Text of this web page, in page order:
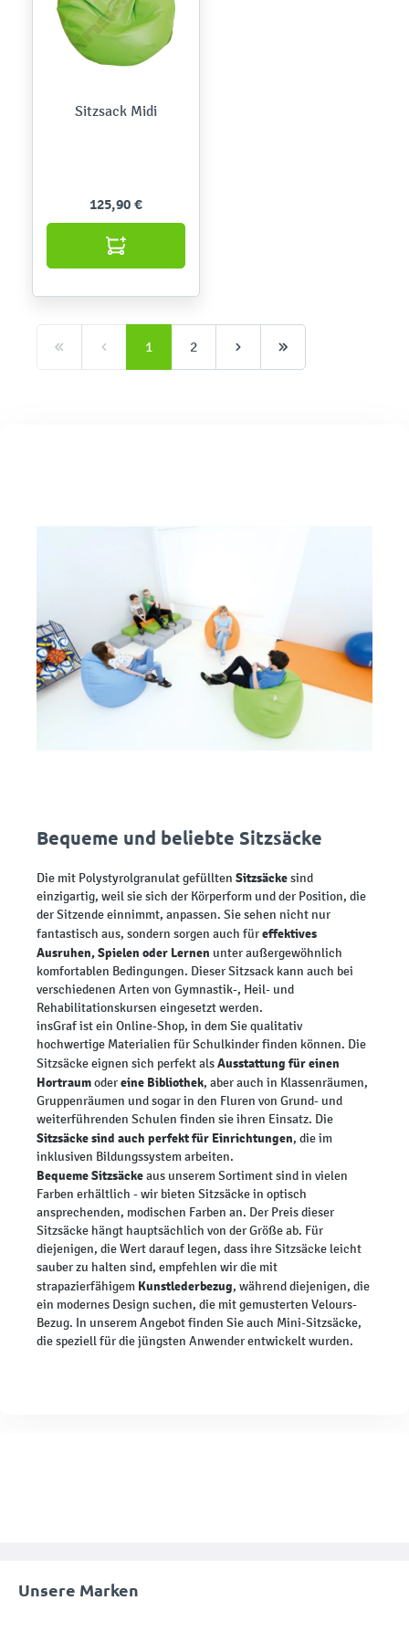
Sitzsack Midi
125,90 €
1 2
Bequeme und beliebte Sitzsäcke
Die mit Polystyrolgranulat gefüllten Sitzsäckesind
einzigartig, weil sie sich der Körperform und der Position, die
der Sitzende einnimmt, anpassen. Sie sehen nicht nur
fantastisch aus, sondern sorgen auch füreffektives
Ausruhen, Spielen oder Lernen unter außergewöhnlich
komfortablen Bedingungen. Dieser Sitzsack kann auch bei
verschiedenen Arten von Gymnastik-, Heil- und
Rehabilitationskursen eingesetzt werden.
insGraf ist ein Online-Shop, in dem Sie qualitativ
hochwertige Materialien für Schulkinder finden können. Die
Sitzsäcke eignen sich perfekt alsAusstattung für einen
Hortraumodereine Bibliothek, aber auch in Klassenräumen,
Gruppenräumen und sogar in den Fluren von Grund- und
weiterführenden Schulen finden sie ihren Einsatz. Die
Sitzsäcke sind auch perfekt für Einrichtungen, die im
inklusiven Bildungssystem arbeiten.
Bequeme Sitzsäckeaus unserem Sortiment sind in vielen
Farben erhältlich - wir bieten Sitzsäcke in optisch
ansprechenden, modischen Farben an. Der Preis dieser
Sitzsäcke hängt hauptsächlich von der Größe ab. Für
diejenigen, die Wert darauf legen, dass ihre Sitzsäcke leicht
sauber zu halten sind, empfehlen wir die mit
strapazierfähigem Kunstlederbezug, während diejenigen, die
ein modernes Design suchen, die mit gemusterten Velours-
Bezug. In unserem Angebot finden Sie auch Mini-Sitzsäcke,
die speziell für die jüngsten Anwender entwickelt wurden.
Unsere Marken